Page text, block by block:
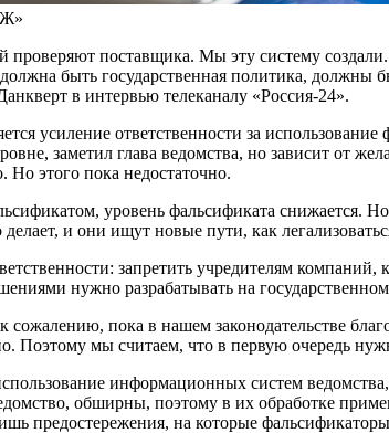
проверяют поставщика. Мы эту систему
быть государственная политика, должны
в интервью телеканалу «Россия-24».
усиление ответственности за
заметил глава ведомства, но зависит от
Но этого пока недостаточно.
уровень фальсификата снижается.
делает, и они ищут новые пути, как
запретить учредителям
нужно разрабатывать на
пока в нашем законодательстве
Поэтому мы считаем, что в первую очередь
информационных систем
обширны, поэтому в их обработке
предостережения, на которые